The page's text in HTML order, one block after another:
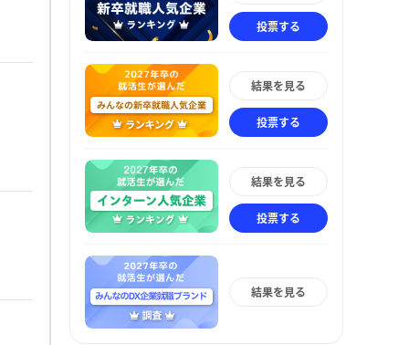
投票する
結果を見る
投票する
結果を見る
投票する
結果を見る